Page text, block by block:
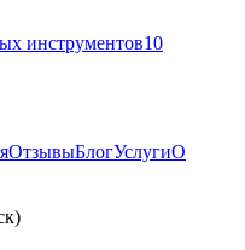
инструментов10
ОтзывыБлогУслугиО